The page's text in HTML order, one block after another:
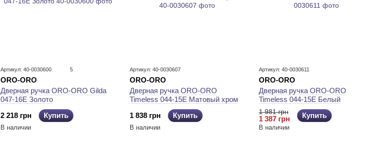
Артикул: 40-0030600 5
ORO-ORO
Дверная ручка ORO-ORO Gilda
047-16E Золото
2 218 грн
Купить
В наличии
Артикул: 40-0030607
ORO-ORO
Дверная ручка ORO-ORO
Timeless 044-15E Матовый хром
1 838 грн
Купить
В наличии
Артикул: 40-0030611
ORO-ORO
Дверная ручка ORO-ORO
Timeless 044-15E Белый
1 981 грн
1 387 грн Купить
В наличии